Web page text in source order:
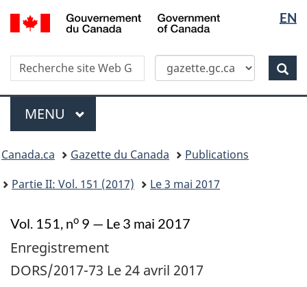
Skip
to
content
Passer
à
version
HTML
simplifiée
la
langue
EN
Canada
Recherche
Recherche
dans
site
Web
Menu
MENU PRINCIPAL
�tes
ici
Canada.ca Gazette du Canada
Publications
Partie II: Vol. 151 (2017)
Le 3 mai 2017
Vol. 151, no 9 — Le 3 mai 2017
Enregistrement
DORS/2017-73 Le 24 avril 2017